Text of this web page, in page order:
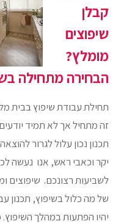
קבלן
שיפוצים
מומלץ?
הבחירה מתחילה
תחילת עבודת שיפוץ בבית
זה מתחיל אך לא תמיד
תכנון נכון עלול לגרור
יקר וכאבי ראש, אנו נעשה
לשביעות רצונכם. שיפוצים
של מה כלול בשיפוץ, תכנון
יהיו הפתעות במהלך